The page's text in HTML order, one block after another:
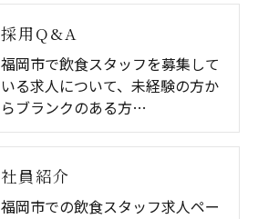
採用Q&A
福岡市で飲食スタッフを募集して
いる求人について、未経験の方か
らブランクのある方…
社員紹介
福岡市での飲食スタッフ求人ペー